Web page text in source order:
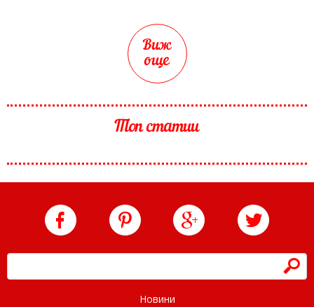
Виж
още
Топ статии
h
Новини